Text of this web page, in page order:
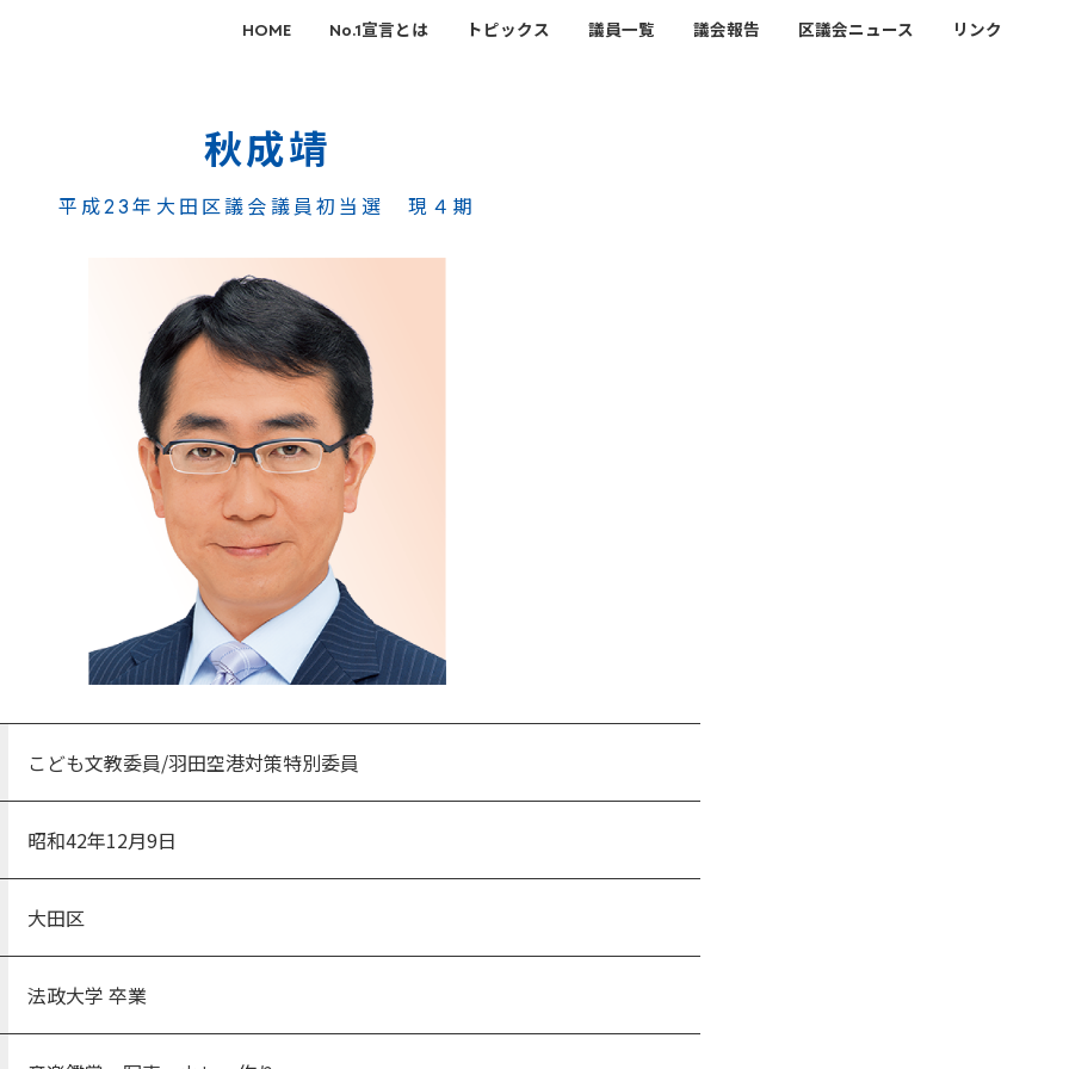
HOME No.1宣言とは トピックス 議員一覧 議会報告 区議会ニュース リンク
秋成靖
平成23年大田区議会議員初当選 現４期
こども文教委員/羽田空港対策特別委員
昭和42年12月9日
大田区
法政大学 卒業